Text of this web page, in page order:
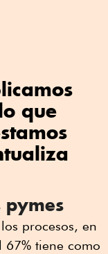
que
pymes
procesos, en
tiene como